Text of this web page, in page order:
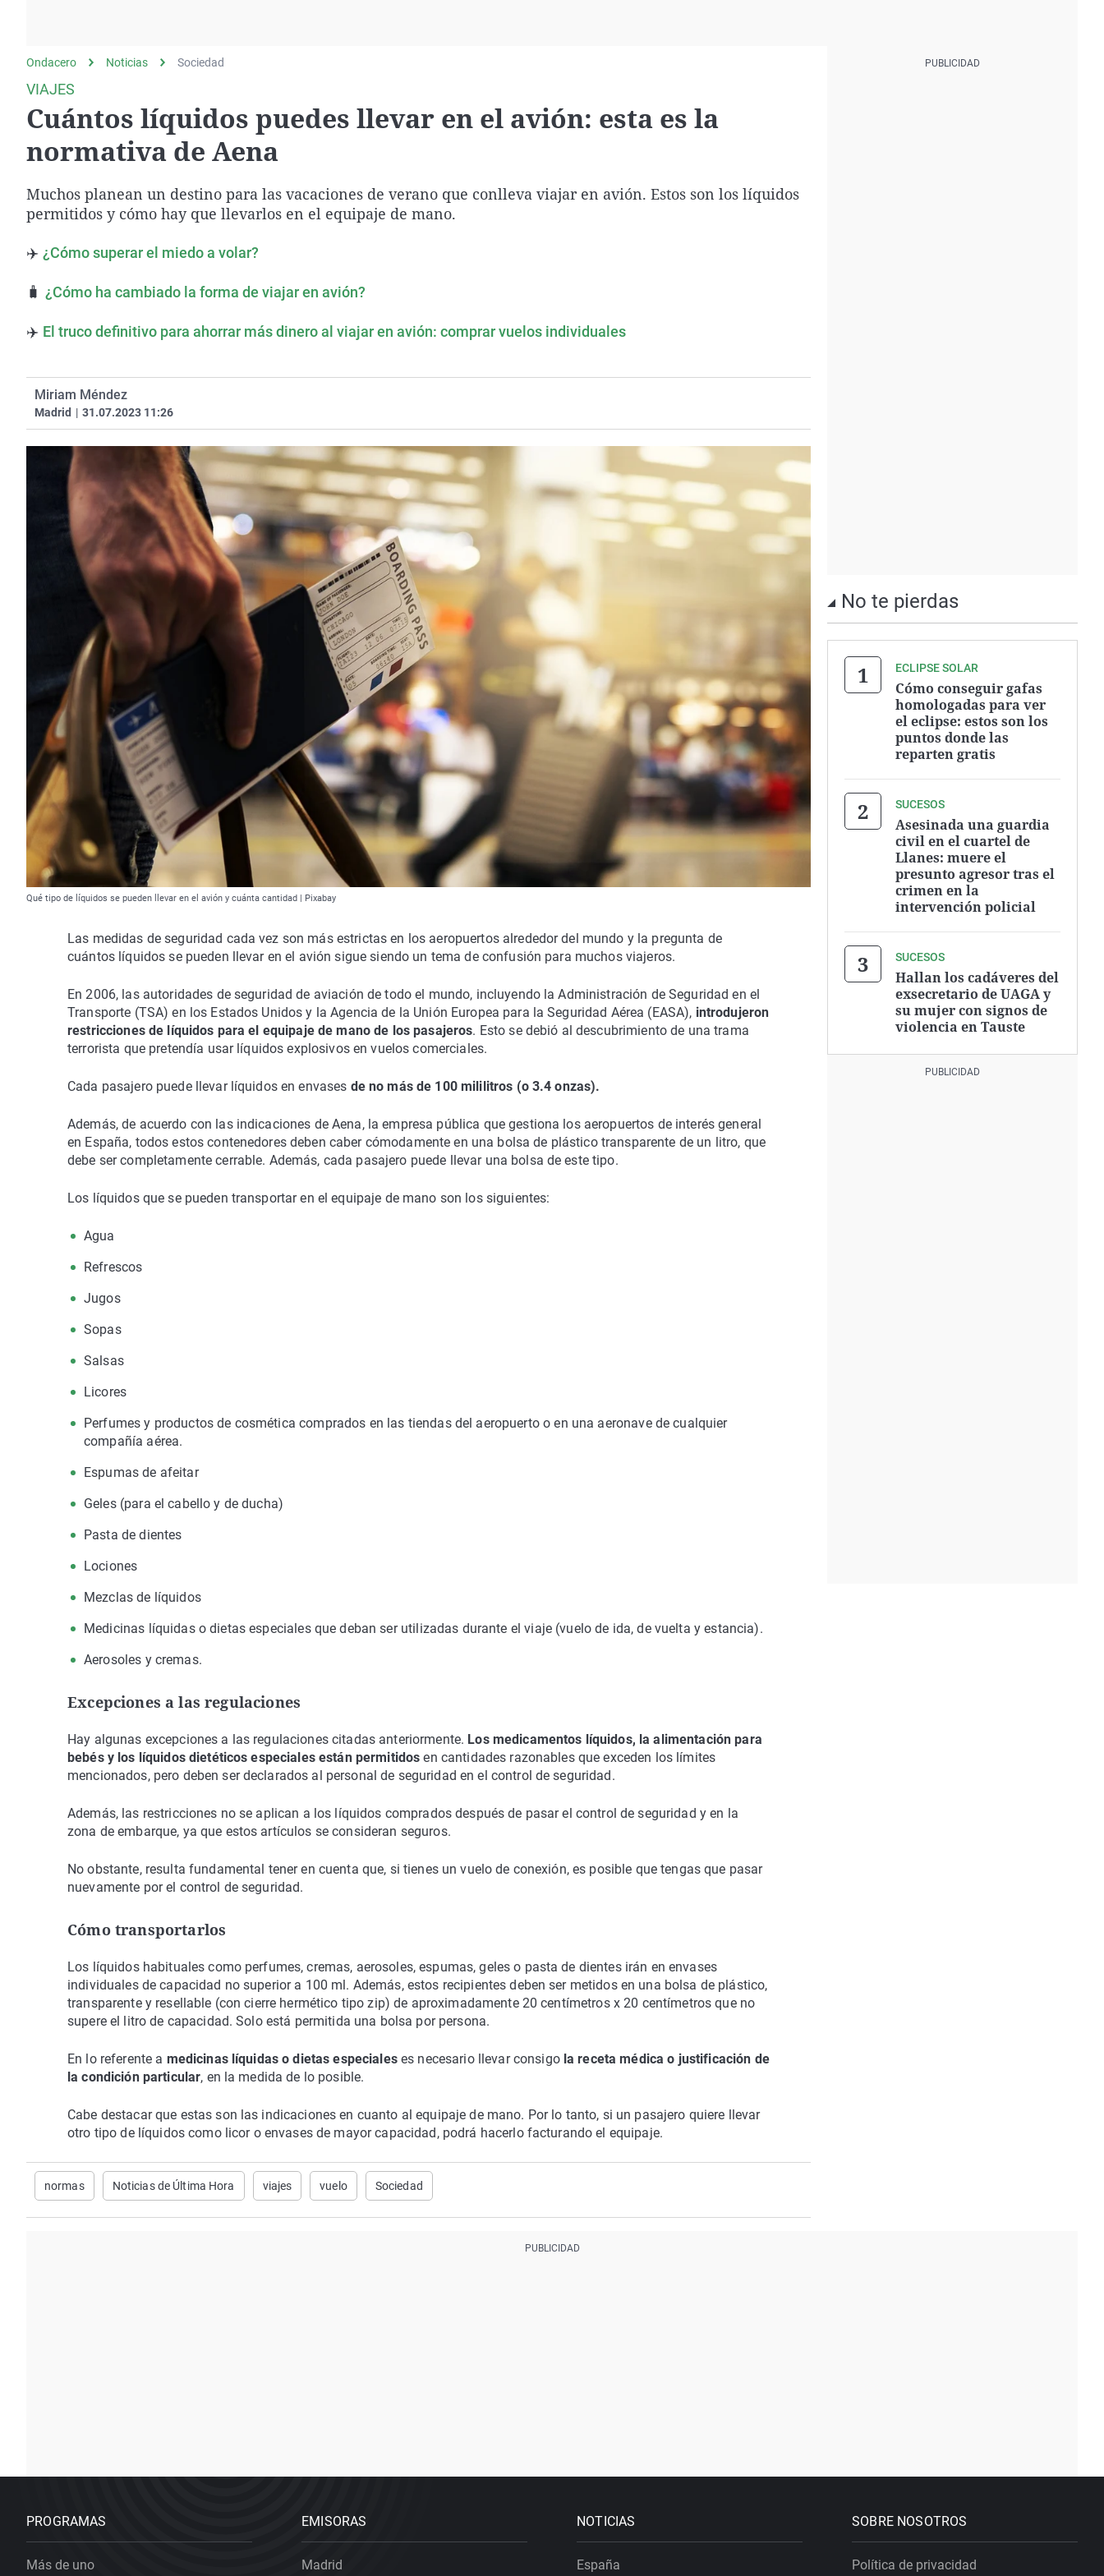
Como el perro y elEquipo de investigación
Negra
País Vasco
Ondacero Noticias Sociedad
VIAJES
Cuántos líquidos puedes llevar en el avión: esta es la
normativa de Aena
Muchos planean un destino para las vacaciones de verano que conlleva viajar en avión. Estos son los líquidos
permitidos y cómo hay que llevarlos en el equipaje de mano.
✈️ ¿Cómo superar el miedo a volar?
🧳 ¿Cómo ha cambiado la forma de viajar en avión?
✈️ El truco definitivo para ahorrar más dinero al viajar en avión: comprar vuelos individuales
Miriam Méndez
Madrid | 31.07.2023 11:26
Qué tipo de líquidos se pueden llevar en el avión y cuánta cantidad | Pixabay
Las medidas de seguridad cada vez son más estrictas en los aeropuertos alrededor del mundo y la pregunta de
cuántos líquidos se pueden llevar en el avión sigue siendo un tema de confusión para muchos viajeros.
En 2006, las autoridades de seguridad de aviación de todo el mundo, incluyendo la Administración de Seguridad en el
Transporte (TSA) en los Estados Unidos y la Agencia de la Unión Europea para la Seguridad Aérea (EASA), introdujeron
restricciones de líquidos para el equipaje de mano de los pasajeros. Esto se debió al descubrimiento de una trama
terrorista que pretendía usar líquidos explosivos en vuelos comerciales.
Cada pasajero puede llevar líquidos en envases de no más de 100 mililitros (o 3.4 onzas).
Además, de acuerdo con las indicaciones de Aena, la empresa pública que gestiona los aeropuertos de interés general
en España, todos estos contenedores deben caber cómodamente en una bolsa de plástico transparente de un litro, que
debe ser completamente cerrable. Además, cada pasajero puede llevar una bolsa de este tipo.
Los líquidos que se pueden transportar en el equipaje de mano son los siguientes:
Agua
Refrescos
Jugos
Sopas
Salsas
Licores
Perfumes y productos de cosmética comprados en las tiendas del aeropuerto o en una aeronave de cualquier
compañía aérea.
Espumas de afeitar
Geles (para el cabello y de ducha)
Pasta de dientes
Lociones
Mezclas de líquidos
Medicinas líquidas o dietas especiales que deban ser utilizadas durante el viaje (vuelo de ida, de vuelta y estancia).
Aerosoles y cremas.
Excepciones a las regulaciones
Hay algunas excepciones a las regulaciones citadas anteriormente. Los medicamentos líquidos, la alimentación para
bebés y los líquidos dietéticos especiales están permitidosen cantidades razonables que exceden los límites
mencionados, pero deben ser declarados al personal de seguridad en el control de seguridad.
Además, las restricciones no se aplican a los líquidos comprados después de pasar el control de seguridad y en la
zona de embarque, ya que estos artículos se consideran seguros.
No obstante, resulta fundamental tener en cuenta que, si tienes un vuelo de conexión, es posible que tengas que pasar
nuevamente por el control de seguridad.
Cómo transportarlos
Los líquidos habituales como perfumes, cremas, aerosoles, espumas, geles o pasta de dientes irán en envases
individuales de capacidad no superior a 100 ml. Además, estos recipientes deben ser metidos en una bolsa de plástico,
transparente y resellable (con cierre hermético tipo zip) de aproximadamente 20 centímetros x 20 centímetros que no
supere el litro de capacidad. Solo está permitida una bolsa por persona.
En lo referente a medicinas líquidas o dietas especiales es necesario llevar consigo la receta médica o justificación de
la condición particular, en la medida de lo posible.
Cabe destacar que estas son las indicaciones en cuanto al equipaje de mano. Por lo tanto, si un pasajero quiere llevar
otro tipo de líquidos como licor o envases de mayor capacidad, podrá hacerlo facturando el equipaje.
normas Noticias de Última Hora viajes vuelo Sociedad
No te pierdas
ECLIPSE SOLAR
Cómo conseguir gafas
homologadas para ver
el eclipse: estos son los
puntos donde las
reparten gratis
SUCESOS
Asesinada una guardia
civil en el cuartel de
Llanes: muere el
presunto agresor tras el
crimen en la
intervención policial
SUCESOS
Hallan los cadáveres del
exsecretario de UAGA y
su mujer con signos de
violencia en Tauste
PROGRAMAS
Más de uno
EMISORAS
Madrid
NOTICIAS
España
SOBRE NOSOTROS
Política de privacidad